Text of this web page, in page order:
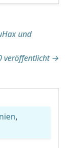
und
veröffentlicht →
,